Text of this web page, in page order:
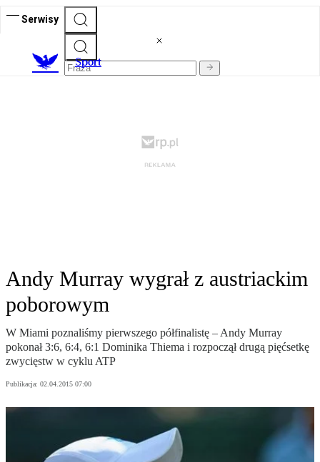
Serwisy
Sport
Andy Murray wygrał z austriackim
poborowym
W Miami poznaliśmy pierwszego półfinalistę – Andy Murray
pokonał 3:6, 6:4, 6:1 Dominika Thiema i rozpoczął drugą pięćsetkę
zwycięstw w cyklu ATP
Publikacja: 02.04.2015 07:00